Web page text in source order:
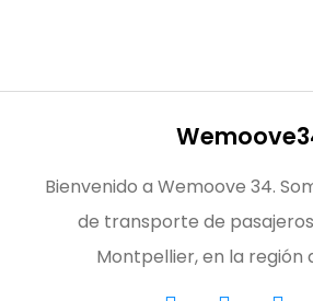
Bienvenido a Wemoove 34.
de transporte de
Montpellier, en la región